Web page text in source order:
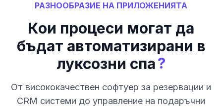
РАЗНООБРАЗИЕ НА ПРИЛОЖЕНИЯТА
Кои процеси могат да
бъдат автоматизирани в
луксозни спа?
От висококачествен софтуер за резервации и
CRM системи до управление на подаръчни